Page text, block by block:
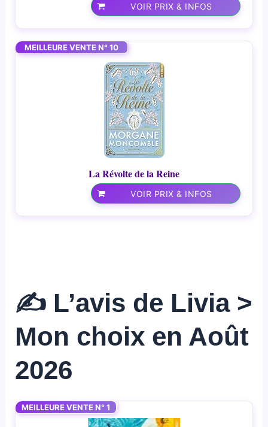
VOIR PRIX & INFOS
MEILLEURE VENTE N° 10
La Révolte de la Reine
VOIR PRIX & INFOS
✍️ L’avis de Livia >
Mon choix en Août
2026
MEILLEURE VENTE N° 1